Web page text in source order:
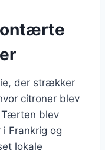
der strækker
citroner blev
Tærten blev
Frankrig og
lokale